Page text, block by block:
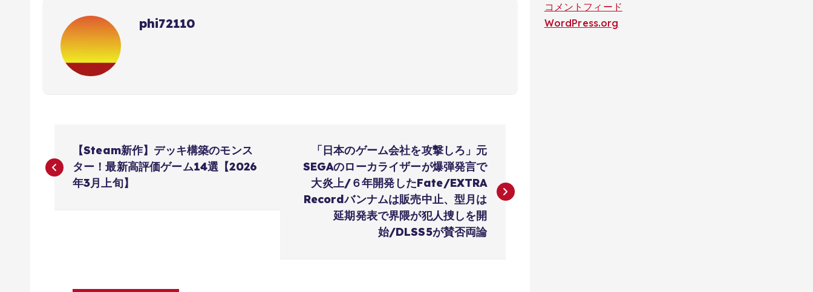
phi72110
稿
【Steam新作】デッキ構築のモンス
ター！最新高評価ゲーム14選【2026
年3月上旬】
「日本のゲーム会社を攻撃しろ」元
SEGAのローカライザーが爆弾発言で
大炎上/６年開発したFate/EXTRA
Recordバンナムは販売中止、型月は
延期発表で界隈が犯人捜しを開
始/DLSS5が賛否両論
コメントフィード
WordPress.org